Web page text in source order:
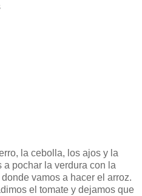
la cebolla, los ajos y la
pochar la verdura con la
vamos a hacer el arroz.
el tomate y dejamos que